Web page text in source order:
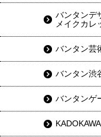
バンタンデ
メイクカレ
バンタン芸
バンタン渋
バンタンゲ